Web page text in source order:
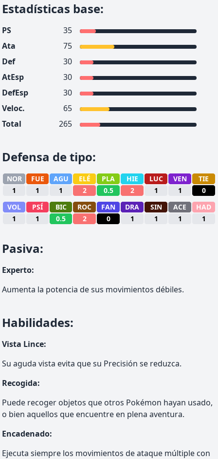
Estadísticas base:
PS
35
Ata
75
Def
30
AtEsp
30
DefEsp
30
Veloc.
65
Total
265
Defensa de tipo:
NOR FUE AGU ELÉ PLA HIE LUC VEN
TIE
1
1 1 2 0.5 2 1 1
0
VOL
PSÍ BIC ROC FAN DRA SIN ACE
HAD
1
1 0.5 2 0 1 1 1 1
Pasiva:
Experto:
Aumenta la potencia de sus movimientos débiles.
Habilidades:
Vista Lince:
Su aguda vista evita que su Precisión se reduzca.
Recogida:
Puede recoger objetos que otros Pokémon hayan usado,
o bien aquellos que encuentre en plena aventura.
Encadenado:
Ejecuta siempre los movimientos de ataque múltiple con